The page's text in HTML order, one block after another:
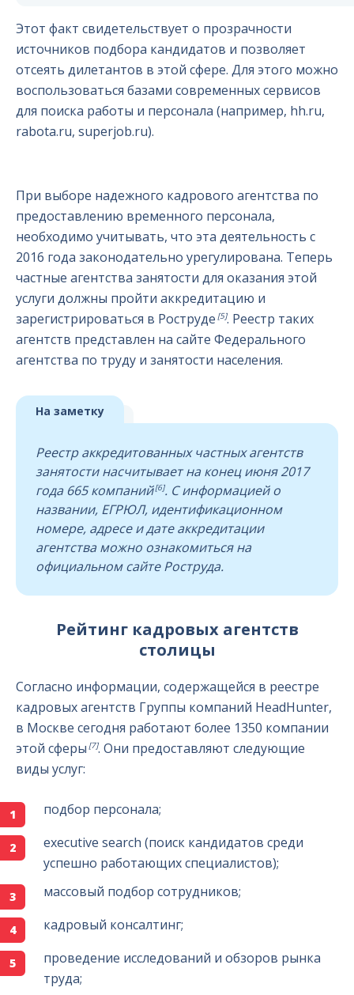
Этот факт свидетельствует о прозрачности
источников подбора кандидатов и позволяет
отсеять дилетантов в этой сфере. Для этого можно
воспользоваться базами современных сервисов
для поиска работы и персонала (например, hh.ru,
rabota.ru, superjob.ru).
При выборе надежного кадрового агентства по
предоставлению временного персонала,
необходимо учитывать, что эта деятельность с
2016 года законодательно урегулирована. Теперь
частные агентства занятости для оказания этой
услуги должны пройти аккредитацию и
зарегистрироваться в Роструде [5]. Реестр таких
агентств представлен на сайте Федерального
агентства по труду и занятости населения.
На заметку
Реестр аккредитованных частных агентств
занятости насчитывает на конец июня 2017
года 665 компаний [6]. С информацией о
названии, ЕГРЮЛ, идентификационном
номере, адресе и дате аккредитации
агентства можно ознакомиться на
официальном сайте Роструда.
Рейтинг кадровых агентств
столицы
Согласно информации, содержащейся в реестре
кадровых агентств Группы компаний HeadHunter,
в Москве сегодня работают более 1350 компании
этой сферы [7]. Они предоставляют следующие
виды услуг:
подбор персонала;
executive search (поиск кандидатов среди
успешно работающих специалистов);
массовый подбор сотрудников;
кадровый консалтинг;
проведение исследований и обзоров рынка
труда;